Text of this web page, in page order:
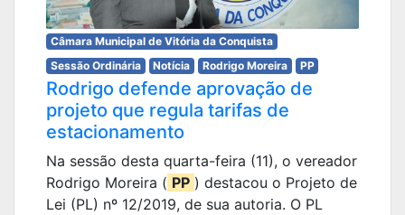
Câmara Municipal de Vitória da Conquista
Sessão Ordinária
Notícia Rodrigo Moreira PP
Rodrigo defende aprovação de
projeto que regula tarifas de
estacionamento
Na sessão desta quarta-feira (11), o vereador
Rodrigo Moreira ( PP ) destacou o Projeto de
Lei (PL) nº 12/2019, de sua autoria. O PL